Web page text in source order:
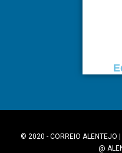
© 2020 - CORREIO ALENTEJO |
@